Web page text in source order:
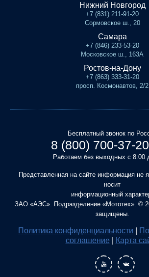
Нижний Новгород
+7 (831) 211-91-20
Сормовское ш., 20
Самара
+7 (846) 233-53-20
Московское ш., 163А
Ростов-на-Дону
+7 (863) 333-31-20
просп. Космонавтов, 2/2
Бесплатный звонок по
8 (800) 700-37-20
Работаем без выходных с 8:00
Представленная на сайте информация не
носит
информационный
ЗАО «АЭС». Подразделение «Мототех». ©
защищены.
Политика конфиденциальности
соглашение
Карта